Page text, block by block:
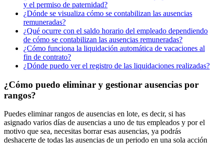
y el permiso de paternidad?
¿Dónde se visualiza cómo se contabilizan las ausencias
remuneradas?
¿Qué ocurre con el saldo horario del empleado dependiendo
de cómo se contabilizan las ausencias remuneradas?
¿Cómo funciona la liquidación automática de vacaciones al
fin de contrato?
¿Dónde puedo ver el registro de las liquidaciones realizadas?
¿Cómo puedo eliminar y gestionar ausencias por
rangos?
Puedes eliminar rangos de ausencias en lote, es decir, si has
asignado varios días de ausencias a uno de tus empleados y por el
motivo que sea, necesitas borrar esas ausencias, ya podrás
deshacerte de todas las ausencias de un periodo en una sola acción